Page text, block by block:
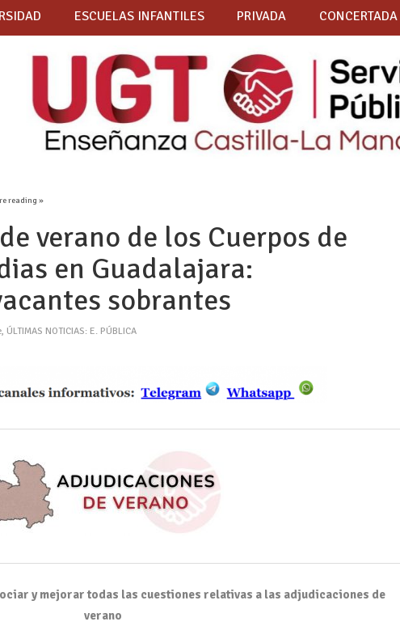
ESCUELAS INFANTILES PRIVADA CONCERTADA
reading »
verano de los Cuerpos de
en Guadalajara:
sobrantes
, ÚLTIMAS NOTICIAS: E. PÚBLICA
y mejorar todas las cuestiones relativas a las adjudicaciones de
verano